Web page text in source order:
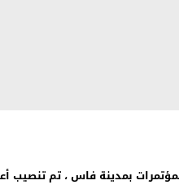
بمدينة فاس ،تم تنصيب